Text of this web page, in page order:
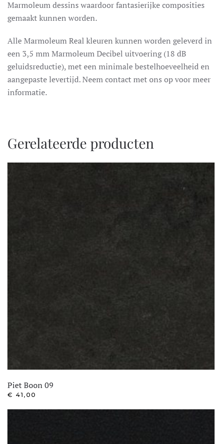
Marmoleum dessins waardoor fantasierijke composities
gemaakt kunnen worden.
Alle Marmoleum Real kleuren kunnen worden geleverd in
een 3,5 mm Marmoleum Decibel uitvoering (18 dB
geluidsreductie), met een minimale bestelhoeveelheid en
aangepaste levertijd. Neem contact met ons op voor meer
informatie.
Gerelateerde producten
Piet Boon 09
€ 41,00